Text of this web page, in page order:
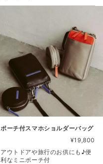
ポーチ付スマホショルダーバッグ
¥19,800
アウトドアや旅行のお供にも♪便
利なミニポーチ付